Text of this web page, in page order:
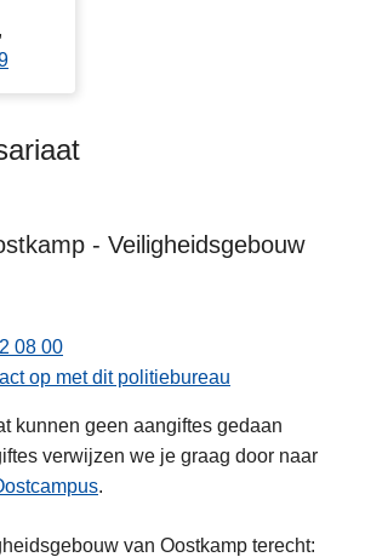
- Veiligheidsgebouw
08 00
op met dit politiebureau
kunnen geen aangiftes gedaan
verwijzen we je graag door naar
.
van Oostkamp terecht: